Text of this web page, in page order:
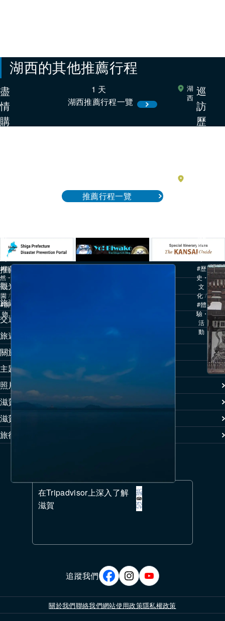
湖西的其他推薦行程
盡
情
購
路
線
1 天
湖
西
#自
然・
公
園/
#購
物
巡
訪
歷
纜
車
#歷
史・
文
化/
#體
驗・
活
動
湖西推薦行程一覽
推薦行程一覽
推薦行程
觀光景點
旅遊故事
交通方式
旅遊指南
關於滋賀
主題公告
照片集
滋賀旅遊影片
滋賀旅遊手冊
旅行社專區
在Tripadvisor上深入了解
滋賀
追蹤我們
關於我們聯絡我們網站使用政策隱私權政策